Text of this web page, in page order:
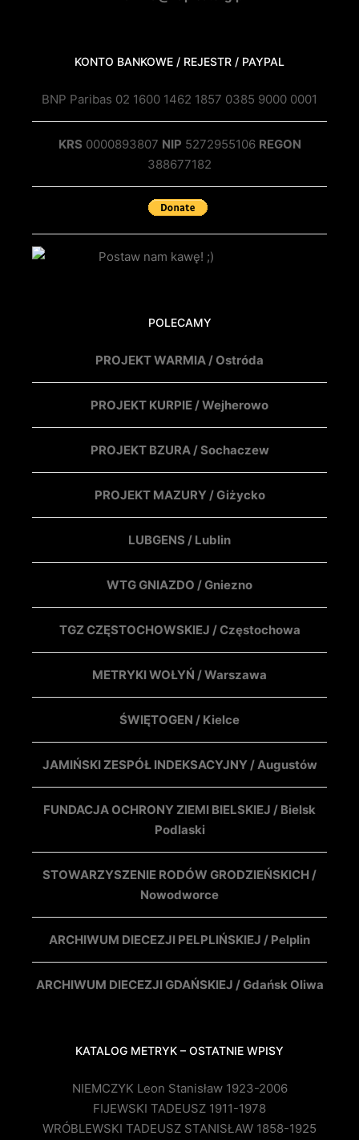
KONTO BANKOWE / REJESTR / PAYPAL
BNP Paribas 02 1600 1462 1857 0385 9000 0001
KRS 0000893807 NIP 5272955106 REGON
388677182
POLECAMY
PROJEKT WARMIA / Ostróda
PROJEKT KURPIE / Wejherowo
PROJEKT BZURA / Sochaczew
PROJEKT MAZURY / Giżycko
LUBGENS / Lublin
WTG GNIAZDO / Gniezno
TGZ CZĘSTOCHOWSKIEJ / Częstochowa
METRYKI WOŁYŃ / Warszawa
ŚWIĘTOGEN / Kielce
JAMIŃSKI ZESPÓŁ INDEKSACYJNY / Augustów
FUNDACJA OCHRONY ZIEMI BIELSKIEJ / Bielsk
Podlaski
STOWARZYSZENIE RODÓW GRODZIEŃSKICH /
Nowodworce
ARCHIWUM DIECEZJI PELPLIŃSKIEJ / Pelplin
ARCHIWUM DIECEZJI GDAŃSKIEJ / Gdańsk Oliwa
KATALOG METRYK – OSTATNIE WPISY
NIEMCZYK Leon Stanisław 1923-2006
FIJEWSKI TADEUSZ 1911-1978
WRÓBLEWSKI TADEUSZ STANISŁAW 1858-1925